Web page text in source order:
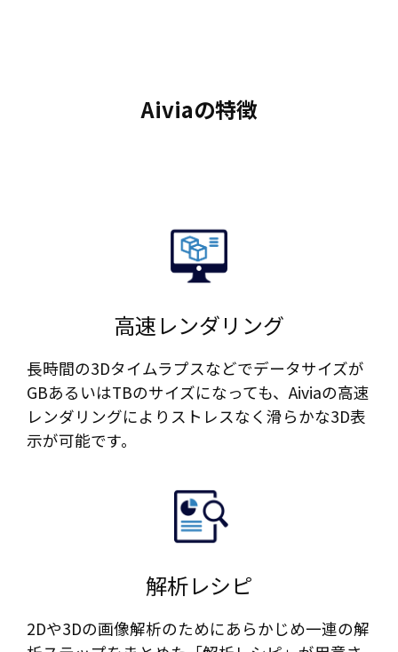
Aiviaの特徴
高速レンダリング​
長時間の3Dタイムラプスなどでデータサイズが
GBあるいはTBのサイズになっても、Aiviaの高速
レンダリングによりストレスなく滑らかな3D表
示が可能です。
解析レシピ​
2Dや3Dの画像解析のためにあらかじめ一連の解